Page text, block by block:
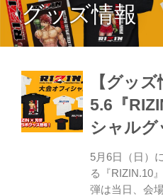
グッズ情報
【グッズ
5.6『
シャルグ
5月6日（日）
る『RIZIN.10
弾は当日、会